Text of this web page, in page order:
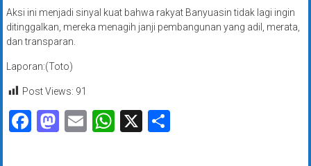
Aksi ini menjadi sinyal kuat bahwa rakyat Banyuasin tidak lagi ingin
ditinggalkan, mereka menagih janji pembangunan yang adil, merata,
dan transparan.
Laporan:(Toto)
Post Views: 91
Facebook
Mastodon
EmailWhatsApp
X